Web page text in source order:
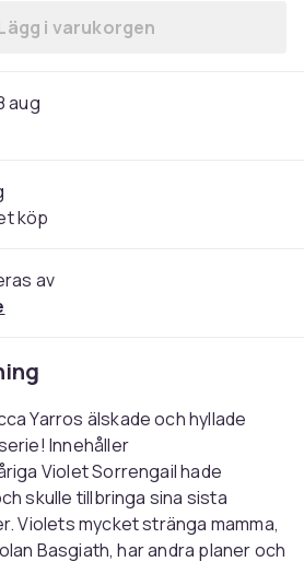
Lägg till Fourth Wing
i varukorgen
aug
köp
av
Yarros älskade och hyllade
Innehåller
Violet Sorrengail hade
skulle tillbringa sina sista
Violets mycket stränga mamma,
Basgiath, har andra planer och